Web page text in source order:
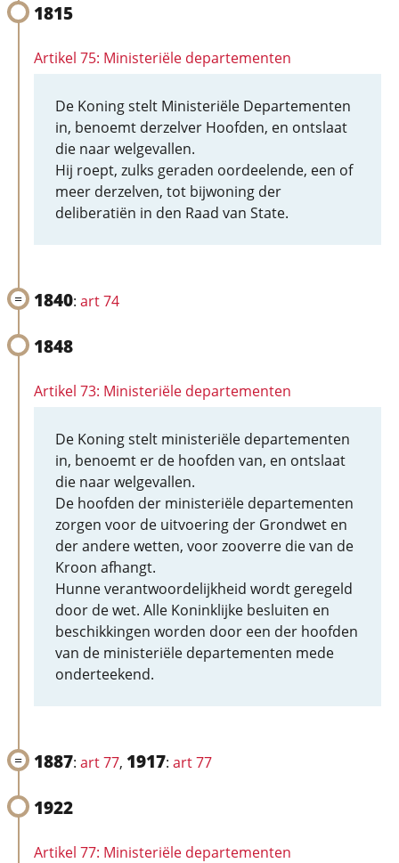
1815
Artikel 75: Ministeriële departementen
De Koning stelt Ministeriële Departementen
in, benoemt derzelver Hoofden, en ontslaat
die naar welgevallen.
Hij roept, zulks geraden oordeelende, een of
meer derzelven, tot bijwoning der
deliberatiën in den Raad van State.
1840: art 74
1848
Artikel 73: Ministeriële departementen
De Koning stelt ministeriële departementen
in, benoemt er de hoofden van, en ontslaat
die naar welgevallen.
De hoofden der ministeriële departementen
zorgen voor de uitvoering der Grondwet en
der andere wetten, voor zooverre die van de
Kroon afhangt.
Hunne verantwoordelijkheid wordt geregeld
door de wet. Alle Koninklijke besluiten en
beschikkingen worden door een der hoofden
van de ministeriële departementen mede
onderteekend.
1887: art 77, 1917: art 77
1922
Artikel 77: Ministeriële departementen